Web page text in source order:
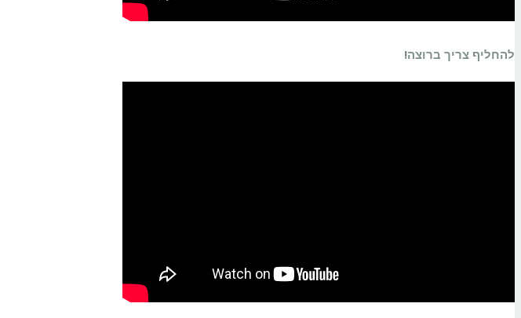
להחליף צריך ברוצה!